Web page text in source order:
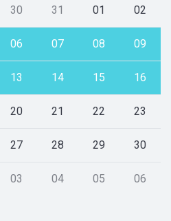
30 31 01 02
06 07 08 09
13 14 15 16
20 21 22 23
27 28 29 30
03 04 05 06